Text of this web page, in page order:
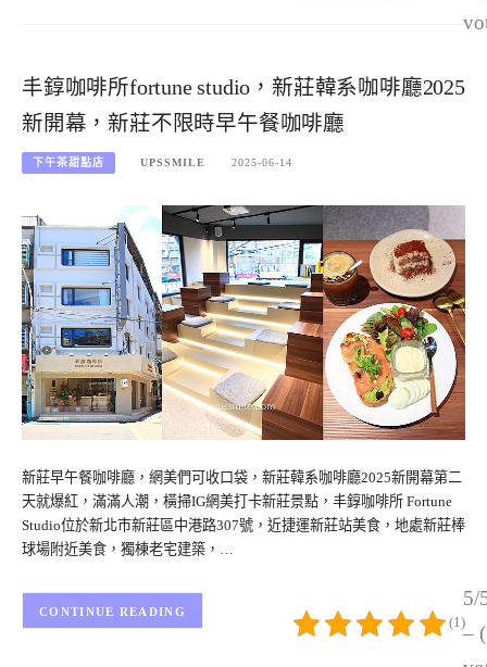
丰錞咖啡所fortune studio，新莊韓系咖啡廳2025
新開幕，新莊不限時早午餐咖啡廳
下午茶甜點店 UPSSMILE 2025-06-14
新莊早午餐咖啡廳，網美們可收口袋，新莊韓系咖啡廳2025新開幕第二
天就爆紅，滿滿人潮，橫掃IG網美打卡新莊景點，丰錞咖啡所 Fortune
Studio位於新北市新莊區中港路307號，近捷運新莊站美食，地處新莊棒
球場附近美食，獨棟老宅建築，…
5/
–
(1)
CONTINUE READING